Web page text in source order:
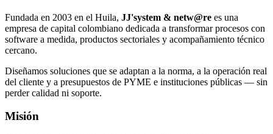
Fundada en 2003 en el Huila, JJ'system & netw@re es una
empresa de capital colombiano dedicada a transformar procesos con
software a medida, productos sectoriales y acompañamiento técnico
cercano.
Diseñamos soluciones que se adaptan a la norma, a la operación real
del cliente y a presupuestos de PYME e instituciones públicas — sin
perder calidad ni soporte.
Misión